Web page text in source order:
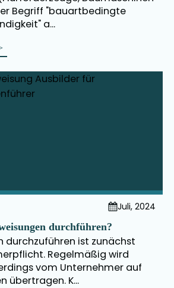
Begriff "bauartbedingte
a...
Juli, 2024
durchführen?
durchzuführen ist zunächst
Regelmäßig wird
vom Unternehmer auf
übertragen. K...